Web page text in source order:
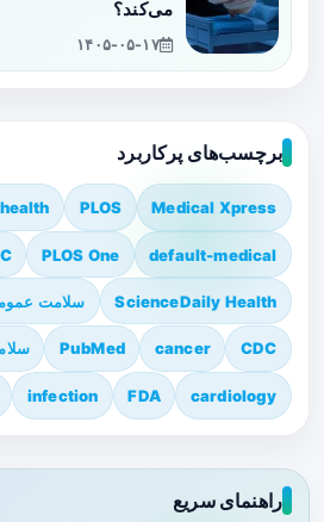
می‌کند؟
۱۴۰۵-۰۵-۱۷
برچسب‌های پرکاربرد
Medical Xpress
PLOS
default-medical
PLOS One
ScienceDaily Health سلامت
CDC
cancer
PubMed
cardiology
FDA
infection
راهنمای سریع